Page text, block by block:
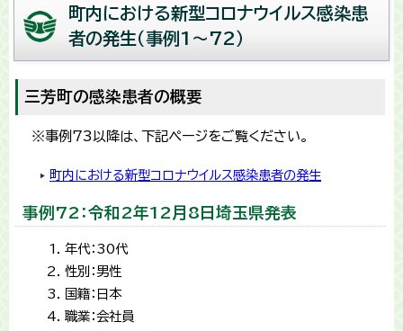
町内における新型コロナウイルス感染患
者の発生（事例1〜72）
三芳町の感染患者の概要
※事例73以降は、下記ページをご覧ください。
町内における新型コロナウイルス感染患者の発生
事例72：令和2年12月8日埼玉県発表
年代：30代
性別：男性
国籍：日本
職業：会社員